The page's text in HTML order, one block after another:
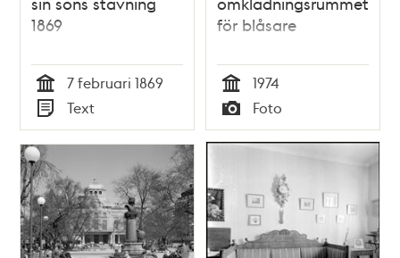
1869
Tid
7 februari 1869
Typ
Text
för blåsare
Tid
1974
Typ
Foto